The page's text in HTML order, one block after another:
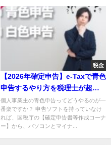
税金
【2026年確定申告】e-Taxで青色
申告するやり方を税理士が超わ
かりやすく解説【個人事業主/令
和7年分】
個人事業主の青色申告ってどうやるのが一
番楽ですか？ 申告ソフトを持っていなけ
れば、国税庁の【確定申告書等作成コーナ
ー】から、パソコンとマイナ...